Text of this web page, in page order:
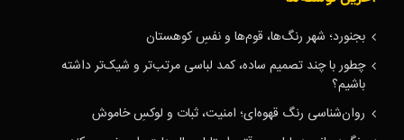
بجنورد؛ شهر رنگ‌ها، قوم‌ها و نفسِ کوهستان
چطور با چند تصمیم ساده، کمد لباسی مرتب‌تر و شیک‌تر داشته
باشیم؟
روان‌شناسی رنگ قهوه‌ای؛ امنیت، ثبات و لوکسِ خاموش